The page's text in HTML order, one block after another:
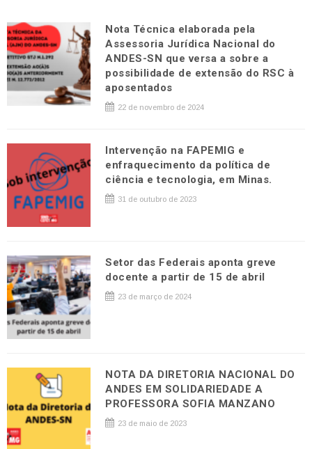
Nota Técnica elaborada pela
Assessoria Jurídica Nacional do
ANDES-SN que versa a sobre a
possibilidade de extensão do RSC à
aposentados
22 de novembro de 2024
Intervenção na FAPEMIG e
enfraquecimento da política de
ciência e tecnologia, em Minas.
31 de outubro de 2023
Setor das Federais aponta greve
docente a partir de 15 de abril
23 de março de 2024
NOTA DA DIRETORIA NACIONAL DO
ANDES EM SOLIDARIEDADE A
PROFESSORA SOFIA MANZANO
23 de maio de 2023